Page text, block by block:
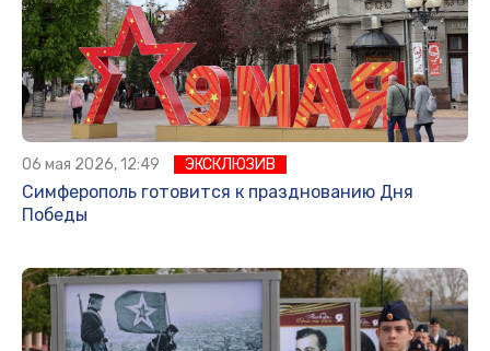
06 мая 2026, 12:49 ЭКСКЛЮЗИВ
Симферополь готовится к празднованию Дня
Победы